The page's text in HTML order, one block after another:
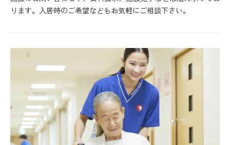
ります。入居時のご希望などもお気軽にご相談下さい。